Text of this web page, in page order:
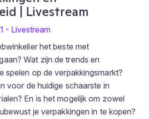
| Livestream
- Livestream
het beste met
Wat zijn de trends en
spelen op de verpakkingsmarkt?
voor de huidige schaarste in
En is het mogelijk om zowel
je verpakkingen in te kopen?